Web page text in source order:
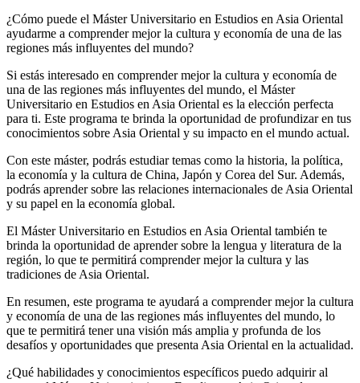
¿Cómo puede el Máster Universitario en Estudios en Asia Oriental
ayudarme a comprender mejor la cultura y economía de una de las
regiones más influyentes del mundo?
Si estás interesado en comprender mejor la cultura y economía de
una de las regiones más influyentes del mundo, el Máster
Universitario en Estudios en Asia Oriental es la elección perfecta
para ti. Este programa te brinda la oportunidad de profundizar en tus
conocimientos sobre Asia Oriental y su impacto en el mundo actual.
Con este máster, podrás estudiar temas como la historia, la política,
la economía y la cultura de China, Japón y Corea del Sur. Además,
podrás aprender sobre las relaciones internacionales de Asia Oriental
y su papel en la economía global.
El Máster Universitario en Estudios en Asia Oriental también te
brinda la oportunidad de aprender sobre la lengua y literatura de la
región, lo que te permitirá comprender mejor la cultura y las
tradiciones de Asia Oriental.
En resumen, este programa te ayudará a comprender mejor la cultura
y economía de una de las regiones más influyentes del mundo, lo
que te permitirá tener una visión más amplia y profunda de los
desafíos y oportunidades que presenta Asia Oriental en la actualidad.
¿Qué habilidades y conocimientos específicos puedo adquirir al